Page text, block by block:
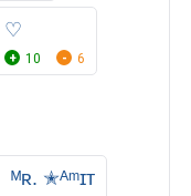
♡
10 6
✭ᴬᵐɪᴛ